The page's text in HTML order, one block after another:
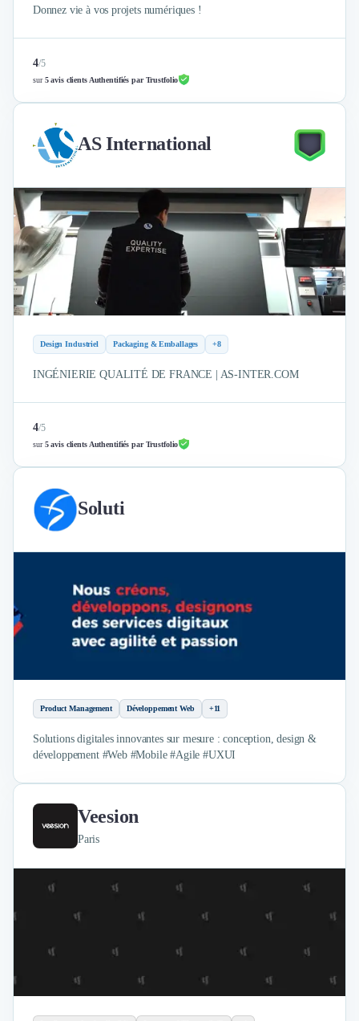
Donnez vie à vos projets numériques !
4/5
sur5 avis clients Authentifiés par Trustfolio
AS International
Design Industriel Packaging & Emballages +8
INGÉNIERIE QUALITÉ DE FRANCE | AS-INTER.COM
4/5
sur5 avis clients Authentifiés par Trustfolio
Soluti
Product Management Développement Web +11
Solutions digitales innovantes sur mesure : conception, design &
développement #Web #Mobile #Agile #UXUI
Veesion
Paris